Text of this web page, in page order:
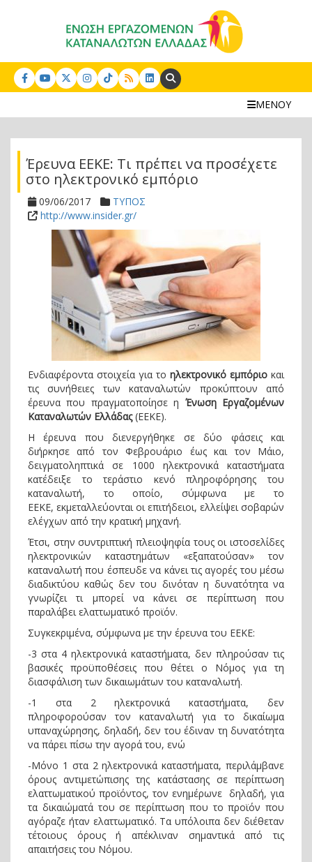
Search:
ΜΕΝΟΥ
Έρευνα ΕΕΚΕ: Τι πρέπει να προσέχετε
στο ηλεκτρονικό εμπόριο
09/06/2017
ΤΥΠΟΣ
http://www.insider.gr/
Ενδιαφέροντα στοιχεία για το ηλεκτρονικό εμπόριο και
τις συνήθειες των καταναλωτών προκύπτουν από
έρευνα που πραγματοποίησε η Ένωση Εργαζομένων
Καταναλωτών Ελλάδας (ΕΕΚΕ).
Η έρευνα που διενεργήθηκε σε δύο φάσεις και
διήρκησε από τον Φεβρουάριο έως και τον Μάιο,
δειγματοληπτικά σε 1000 ηλεκτρονικά καταστήματα
κατέδειξε το τεράστιο κενό πληροφόρησης του
καταναλωτή, το οποίο, σύμφωνα με το
ΕΕΚΕ, εκμεταλλεύονται οι επιτήδειοι, ελλείψει σοβαρών
ελέγχων από την κρατική μηχανή.
Έτσι, στην συντριπτική πλειοψηφία τους οι ιστοσελίδες
ηλεκτρονικών καταστημάτων «εξαπατούσαν» τον
καταναλωτή που έσπευδε να κάνει τις αγορές του μέσω
διαδικτύου καθώς δεν του δινόταν η δυνατότητα να
γνωρίζει τι μπορεί να κάνει σε περίπτωση που
παραλάβει ελαττωματικό προϊόν.
Συγκεκριμένα, σύμφωνα με την έρευνα του ΕΕΚΕ:
-3 στα 4 ηλεκτρονικά καταστήματα, δεν πληρούσαν τις
βασικές προϋποθέσεις που θέτει ο Νόμος για τη
διασφάλιση των δικαιωμάτων του καταναλωτή.
-1 στα 2 ηλεκτρονικά καταστήματα, δεν
πληροφορούσαν τον καταναλωτή για το δικαίωμα
υπαναχώρησης, δηλαδή, δεν του έδιναν τη δυνατότητα
να πάρει πίσω την αγορά του, ενώ
-Μόνο 1 στα 2 ηλεκτρονικά καταστήματα, περιλάμβανε
όρους αντιμετώπισης της κατάστασης σε περίπτωση
ελαττωματικού προϊόντος, τον ενημέρωνε δηλαδή, για
τα δικαιώματά του σε περίπτωση που το προϊόν που
αγόραζε ήταν ελαττωματικό. Τα υπόλοιπα δεν διέθεταν
τέτοιους όρους ή απέκλιναν σημαντικά από τις
απαιτήσεις του Νόμου.